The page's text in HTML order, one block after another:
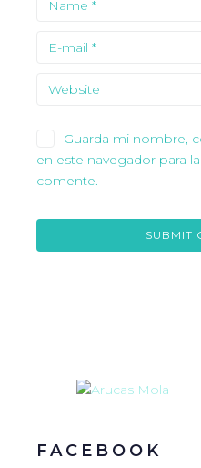
Guarda mi nombre,
en este navegador para
comente.
FACEBOOK